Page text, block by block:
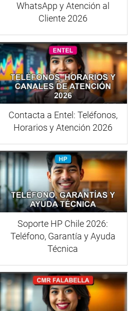
WhatsApp y Atención al
Cliente 2026
Contacta a Entel: Teléfonos,
Horarios y Atención 2026
Soporte HP Chile 2026:
Teléfono, Garantía y Ayuda
Técnica